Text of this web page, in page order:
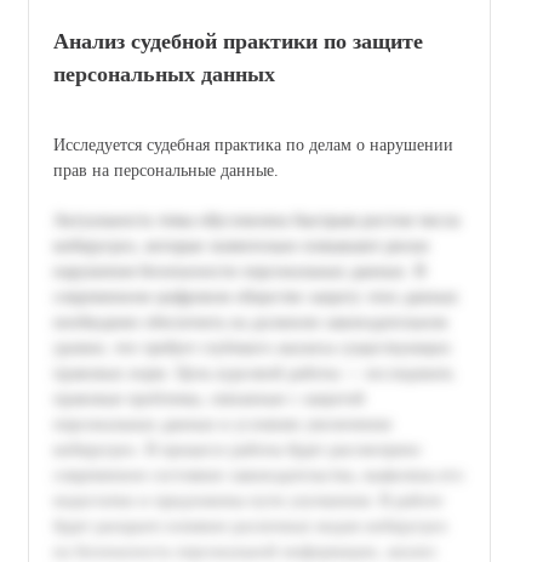
Анализ судебной практики по защите
персональных данных
Исследуется судебная практика по делам о нарушении
прав на персональные данные.